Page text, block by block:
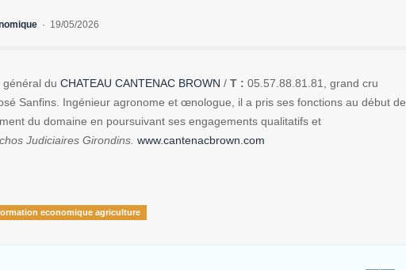
19/05/2026
du CHATEAU CANTENAC BROWN / T : 05.57.88.81.81, grand cru
Sanfins. Ingénieur agronome et œnologue, il a pris ses fonctions au début de
du domaine en poursuivant ses engagements qualitatifs et
Judiciaires Girondins. www.cantenacbrown.com
economique agriculture